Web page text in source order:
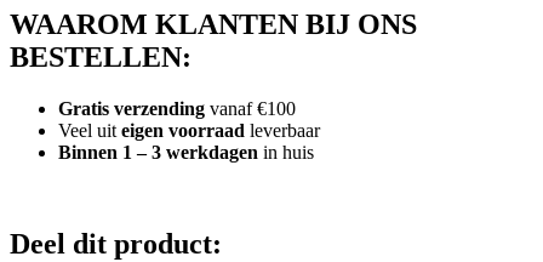
Doorzichtig
aantal
WAAROM KLANTEN BIJ ONS
BESTELLEN:
Gratis verzending vanaf €100
Veel uit eigen voorraad leverbaar
Binnen 1 – 3 werkdagen in huis
Deel dit product: